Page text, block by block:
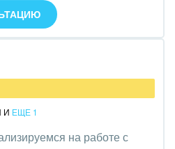
И ЕЩЕ 1
на работе с